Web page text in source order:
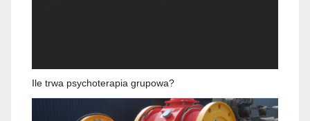
Ile trwa psychoterapia grupowa?